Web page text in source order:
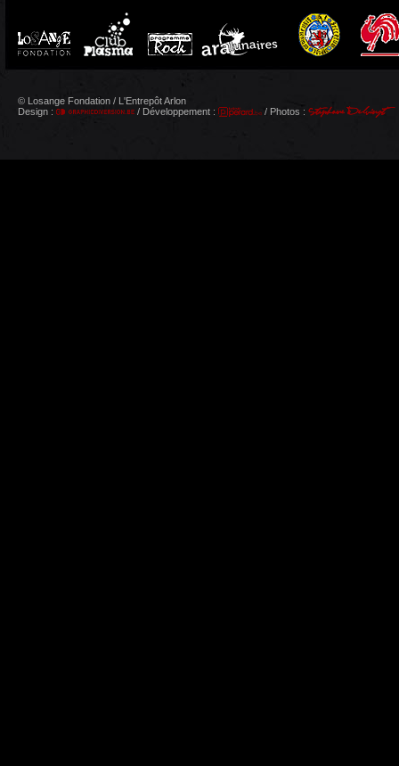
© Losange Fondation / L'Entrepôt Arlon
Design :
/ Développement : / Photos :